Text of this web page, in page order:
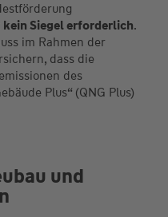
kein Siegel erforderlich.
im Rahmen der
dass die
des
Plus“ (QNG Plus)
und